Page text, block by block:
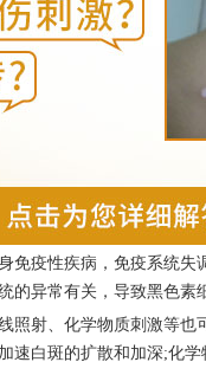
疫性疾病，免疫系统失
的异常有关，导致黑色素
射、化学物质刺激等也
速白斑的扩散和加深;化